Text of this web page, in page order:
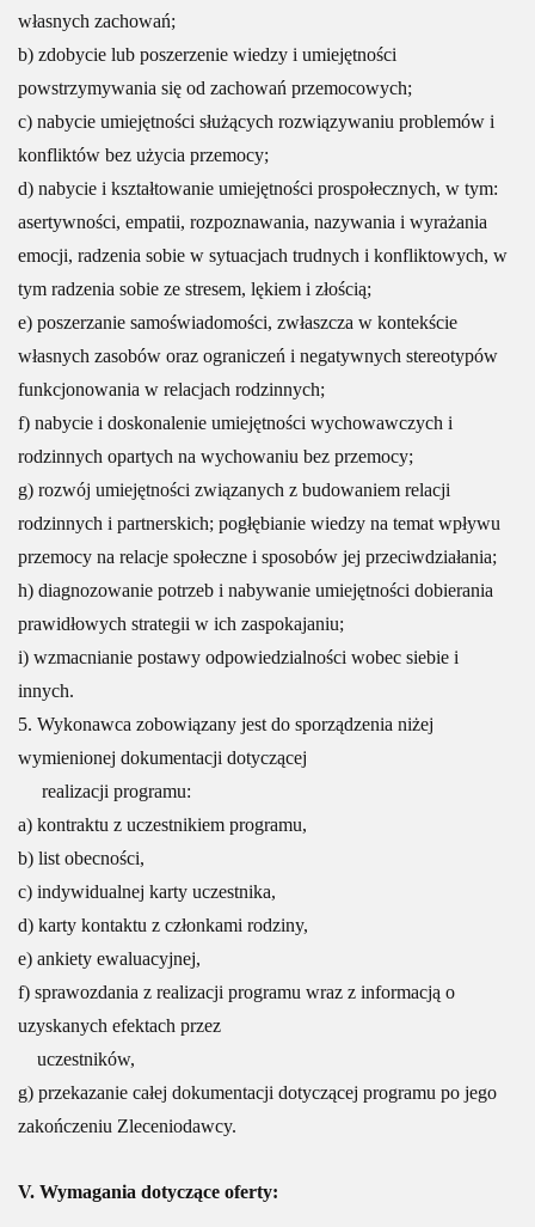
własnych zachowań;
b) zdobycie lub poszerzenie wiedzy i umiejętności
powstrzymywania się od zachowań przemocowych;
c) nabycie umiejętności służących rozwiązywaniu problemów i
konfliktów bez użycia przemocy;
d) nabycie i kształtowanie umiejętności prospołecznych, w tym:
asertywności, empatii, rozpoznawania, nazywania i wyrażania
emocji, radzenia sobie w sytuacjach trudnych i konfliktowych, w
tym radzenia sobie ze stresem, lękiem i złością;
e) poszerzanie samoświadomości, zwłaszcza w kontekście
własnych zasobów oraz ograniczeń i negatywnych stereotypów
funkcjonowania w relacjach rodzinnych;
f) nabycie i doskonalenie umiejętności wychowawczych i
rodzinnych opartych na wychowaniu bez przemocy;
g) rozwój umiejętności związanych z budowaniem relacji
rodzinnych i partnerskich; pogłębianie wiedzy na temat wpływu
przemocy na relacje społeczne i sposobów jej przeciwdziałania;
h) diagnozowanie potrzeb i nabywanie umiejętności dobierania
prawidłowych strategii w ich zaspokajaniu;
i) wzmacnianie postawy odpowiedzialności wobec siebie i
innych.
5. Wykonawca zobowiązany jest do sporządzenia niżej
wymienionej dokumentacji dotyczącej
realizacji programu:
a) kontraktu z uczestnikiem programu,
b) list obecności,
c) indywidualnej karty uczestnika,
d) karty kontaktu z członkami rodziny,
e) ankiety ewaluacyjnej,
f) sprawozdania z realizacji programu wraz z informacją o
uzyskanych efektach przez
uczestników,
g) przekazanie całej dokumentacji dotyczącej programu po jego
zakończeniu Zleceniodawcy.
V. Wymagania dotyczące oferty: